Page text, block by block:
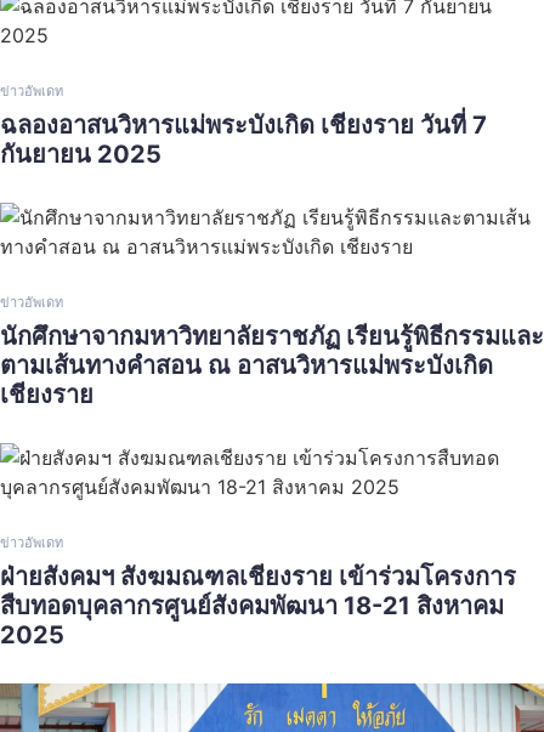
ข่าวอัพเดท
ฉลองอาสนวิหารแม่พระบังเกิด เชียงราย วันที่ 7
กันยายน 2025
ข่าวอัพเดท
นักศึกษาจากมหาวิทยาลัยราชภัฏ เรียนรู้พิธีกรรมและ
ตามเส้นทางคำสอน ณ อาสนวิหารแม่พระบังเกิด
เชียงราย
ข่าวอัพเดท
ฝ่ายสังคมฯ สังฆมณฑลเชียงราย เข้าร่วมโครงการ
สืบทอดบุคลากรศูนย์สังคมพัฒนา 18-21 สิงหาคม
2025